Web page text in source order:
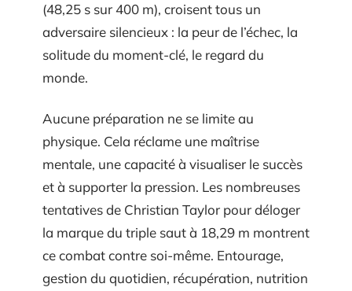
(48,25 s sur 400 m), croisent tous un
adversaire silencieux : la peur de l’échec, la
solitude du moment-clé, le regard du
monde.
Aucune préparation ne se limite au
physique. Cela réclame une maîtrise
mentale, une capacité à visualiser le succès
et à supporter la pression. Les nombreuses
tentatives de Christian Taylor pour déloger
la marque du triple saut à 18,29 m montrent
ce combat contre soi-même. Entourage,
gestion du quotidien, récupération, nutrition